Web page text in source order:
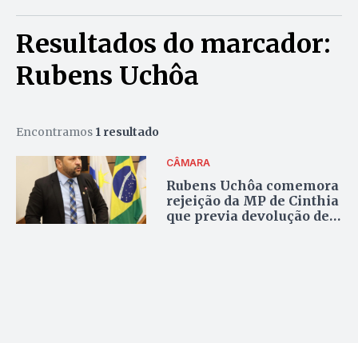
Resultados do marcador:
Rubens Uchôa
Encontramos 1 resultado
CÂMARA
Rubens Uchôa comemora
rejeição da MP de Cinthia
que previa devolução de